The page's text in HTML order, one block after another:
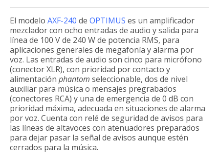
El modelo AXF-240 de OPTIMUS es un amplificador
mezclador con ocho entradas de audio y salida para
línea de 100 V de 240 W de potencia RMS, para
aplicaciones generales de megafonía y alarma por
voz. Las entradas de audio son cinco para micrófono
(conector XLR), con prioridad por contacto y
alimentación phantom seleccionable, dos de nivel
auxiliar para música o mensajes pregrabados
(conectores RCA) y una de emergencia de 0 dB con
prioridad máxima, adecuada en situaciones de alarma
por voz. Cuenta con relé de seguridad de avisos para
las líneas de altavoces con atenuadores preparados
para dejar pasar la señal de avisos aunque estén
cerrados para la música.